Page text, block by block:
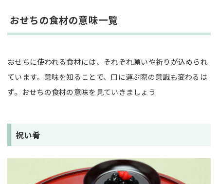
おせちの食材の意味一覧
おせちに使われる食材には、それぞれ願いや祈りが込められ
ています。意味を知ることで、口に運ぶ際の意識も変わるは
ず。おせちの食材の意味を見ていきましょう
祝い肴